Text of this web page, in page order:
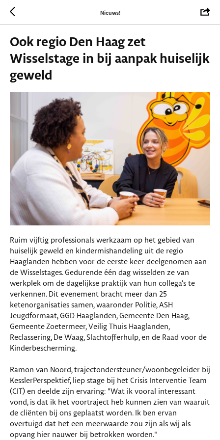
Nieuws!
Ook regio Den Haag zet
Wisselstage in bij aanpak huiselijk
geweld
Ruim vijftig professionals werkzaam op het gebied van
huiselijk geweld en kindermishandeling uit de regio
Haaglanden hebben voor de eerste keer deelgenomen aan
de Wisselstages. Gedurende één dag wisselden ze van
werkplek om de dagelijkse praktijk van hun collega's te
verkennen. Dit evenement bracht meer dan 25
ketenorganisaties samen, waaronder Politie, ASH
Jeugdformaat, GGD Haaglanden, Gemeente Den Haag,
Gemeente Zoetermeer, Veilig Thuis Haaglanden,
Reclassering, De Waag, Slachtofferhulp, en de Raad voor de
Kinderbescherming.
Ramon van Noord, trajectondersteuner/woonbegeleider bij
KesslerPerspektief, liep stage bij het Crisis Interventie Team
(CIT) en deelde zijn ervaring: "Wat ik vooral interessant
vond, is dat ik het voortraject heb kunnen zien van waaruit
de cliënten bij ons geplaatst worden. Ik ben ervan
overtuigd dat het een meerwaarde zou zijn als wij als
opvang hier nauwer bij betrokken worden."